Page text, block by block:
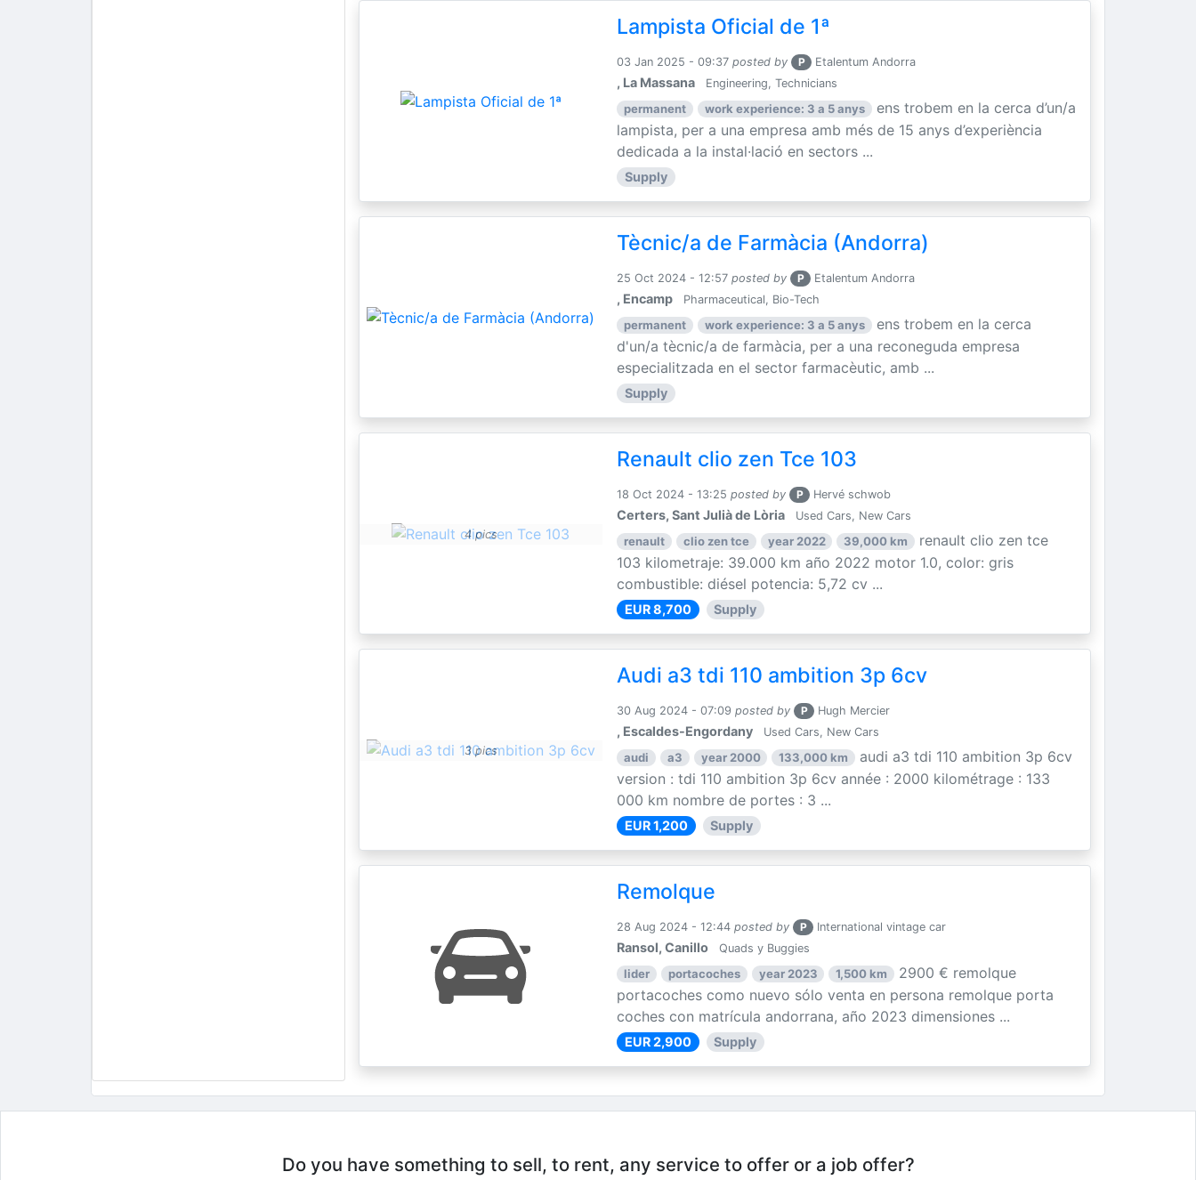
Lampista Oficial de 1ª
03 Jan 2025 - 09:37 posted by P Etalentum Andorra
, La Massana Engineering, Technicians
permanent work experience: 3 a 5 anys
ens trobem en la cerca d’un/a
lampista, per a una empresa amb més de 15 anys d’experiència
dedicada a la instal·lació en sectors ...
Supply
Tècnic/a de Farmàcia (Andorra)
25 Oct 2024 - 12:57 posted by P Etalentum Andorra
, Encamp Pharmaceutical, Bio-Tech
permanent work experience: 3 a 5 anys
ens trobem en la cerca
d'un/a tècnic/a de farmàcia, per a una reconeguda empresa
especialitzada en el sector farmacèutic, amb ...
Supply
4 pics
Renault clio zen Tce 103
18 Oct 2024 - 13:25 posted by P Hervé schwob
Certers, Sant Julià de Lòria Used Cars, New Cars
renault clio zen tce year 2022 39,000 km
renault clio zen tce
103 kilometraje: 39.000 km año 2022 motor 1.0, color: gris
combustible: diésel potencia: 5,72 cv ...
EUR 8,700 Supply
3 pics
Audi a3 tdi 110 ambition 3p 6cv
30 Aug 2024 - 07:09 posted by P Hugh Mercier
, Escaldes-Engordany Used Cars, New Cars
audi a3 year 2000 133,000 km
audi a3 tdi 110 ambition 3p 6cv
version : tdi 110 ambition 3p 6cv année : 2000 kilométrage : 133
000 km nombre de portes : 3 ...
EUR 1,200 Supply
Remolque
28 Aug 2024 - 12:44 posted by P International vintage car
Ransol, Canillo Quads y Buggies
lider portacoches year 2023 1,500 km
2900 € remolque
portacoches como nuevo sólo venta en persona remolque porta
coches con matrícula andorrana, año 2023 dimensiones ...
EUR 2,900 Supply
Do you have something to sell, to rent, any service to offer or a job offer?